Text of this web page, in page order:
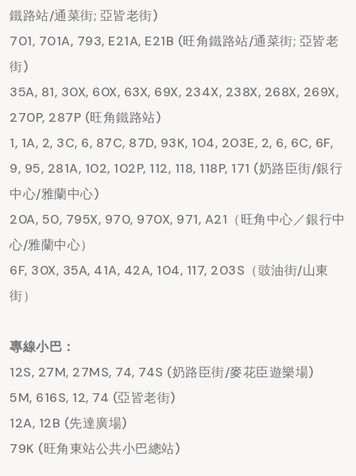
鐵路站/通菜街; 亞皆老街)
701, 701A, 793, E21A, E21B (旺角鐵路站/通菜街; 亞皆老
街)
35A, 81, 30X, 60X, 63X, 69X, 234X, 238X, 268X, 269X,
270P, 287P (旺角鐵路站)
1, 1A, 2, 3C, 6, 87C, 87D, 93K, 104, 203E, 2, 6, 6C, 6F,
9, 95, 281A, 102, 102P, 112, 118, 118P, 171 (奶路臣街/銀行
中心/雅蘭中心)
20A, 50, 795X, 970, 970X, 971, A21（旺角中心／銀行中
心/雅蘭中心）
6F, 30X, 35A, 41A, 42A, 104, 117, 203S（豉油街/山東
街）
專線小巴：
12S, 27M, 27MS, 74, 74S (奶路臣街/麥花臣遊樂場)
5M, 616S, 12, 74 (亞皆老街)
12A, 12B (先達廣場)
79K (旺角東站公共小巴總站)